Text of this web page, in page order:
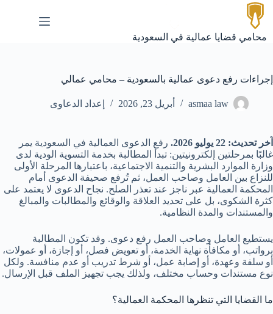
التجاوز
إلى
المحتوى
محامي قضايا عمالية في السعودية
إجراءات رفع دعوى عمالية بالسعودية – محامي عمالي
asmaa law أبريل 23, 2026 إعداد الدعاوى
آخر تحديث: 22 يوليو 2026.
رفع الدعوى العمالية في السعودية يمر
غالبًا بمرحلتين إلكترونيتين: تبدأ المطالبة بخدمة التسوية الودية لدى
وزارة الموارد البشرية والتنمية الاجتماعية، باعتبارها المرحلة الأولى
للنزاع بين العامل وصاحب العمل، ثم تُرفع صحيفة الدعوى أمام
المحكمة العمالية عبر ناجز عند تعذر الصلح. نجاح الدعوى لا يعتمد على
كثرة الشكوى، بل على تحديد العلاقة والوقائع والمطالبات والمبالغ
والمستندات والمدة النظامية.
يستطيع العامل وصاحب العمل رفع دعوى. وقد تكون المطالبة
برواتب، أو مكافأة نهاية الخدمة، أو تعويض فصل، أو إجازة، أو عمولات،
أو سلفة وعهدة، أو إصابة عمل، أو شرط تدريب أو عدم منافسة. ولكل
نوع مستندات وحساب مختلف، ولذلك يجب تجهيز الملف قبل الإرسال.
ما القضايا التي تنظرها المحكمة العمالية؟